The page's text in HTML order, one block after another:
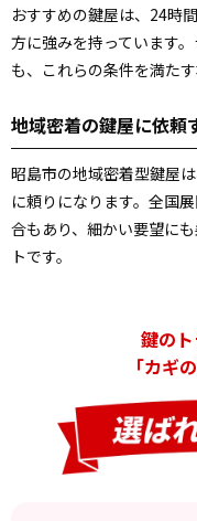
おすすめの鍵屋は、24時
方に強みを持っています
も、これらの条件を満た
地域密着の鍵屋に依頼
昭島市の地域密着型鍵屋
に頼りになります。全国
合もあり、細かい要望に
トです。
鍵の
「カギ